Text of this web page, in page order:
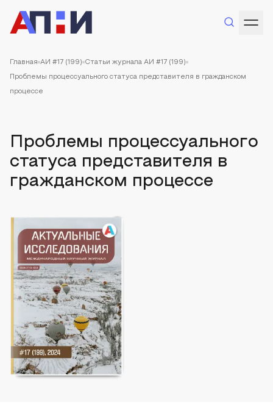
Главная АИ #17 (199) Статьи журнала АИ #17 (199)
Проблемы процессуального статуса представителя в гражданском
процессе
Проблемы процессуального
статуса представителя в
гражданском процессе